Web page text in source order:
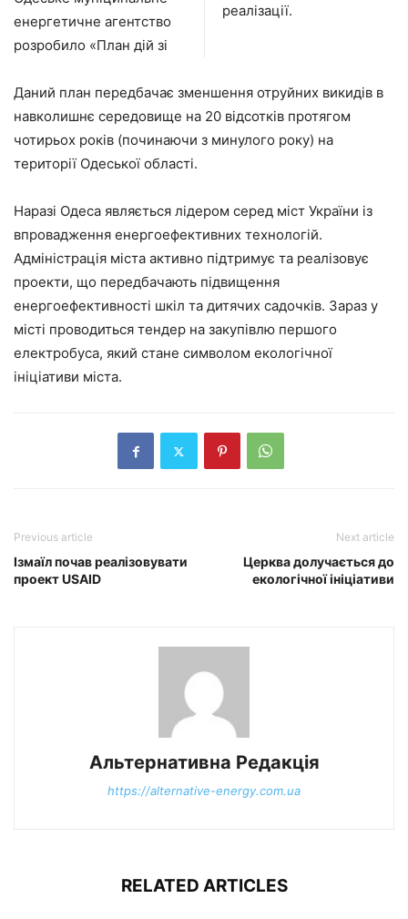
енергетичне агентство
розробило «План дій зі
реалізації.
Даний план передбачає зменшення отруйних викидів в
навколишнє середовище на 20 відсотків протягом
чотирьох років (починаючи з минулого року) на
території Одеської області.
Наразі Одеса являється лідером серед міст України із
впровадження енергоефективних технологій.
Адміністрація міста активно підтримує та реалізовує
проекти, що передбачають підвищення
енергоефективності шкіл та дитячих садочків. Зараз у
місті проводиться тендер на закупівлю першого
електробуса, який стане символом екологічної
ініціативи міста.
Previous article
Ізмаїл почав реалізовувати
проект USAID
Next article
Церква долучається до
екологічної ініціативи
Альтернативна Редакція
https://alternative-energy.com.ua
RELATED ARTICLES